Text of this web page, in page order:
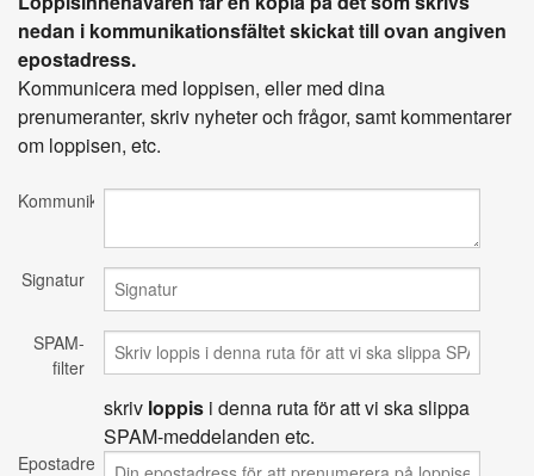
nedan i kommunikationsfältet skickat till ovan angiven
epostadress.
Kommunicera med loppisen, eller med dina
prenumeranter, skriv nyheter och frågor, samt kommentarer
om loppisen, etc.
Kommunikation
Signatur
SPAM-
filter
skriv loppis i denna ruta för att vi ska slippa
SPAM-meddelanden etc.
Epostadress